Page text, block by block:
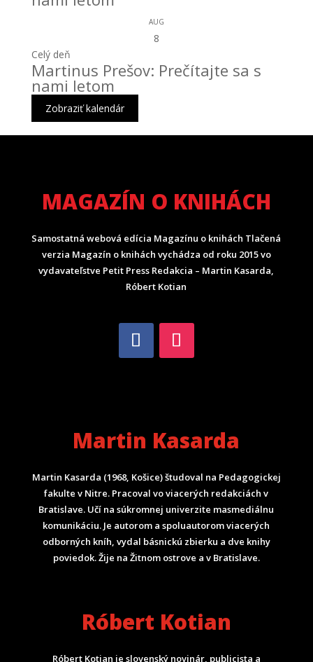
AUG
8
Celý deň
Martinus Prešov: Prečítajte sa s
nami letom
Zobraziť kalendár
MAGAZÍN O KNIHÁCH
Samostatná webová edícia Magazínu o knihách Tlačená
verzia Magazín o knihách vychádza od roku 2015 vo
vydavateľstve Petit Press Redakcia – Martin Kasarda,
Róbert Kotian
Martin Kasarda
Martin Kasarda (1968, Košice) študoval na Pedagogickej
fakulte v Nitre. Pracoval vo viacerých redakciách v
Bratislave. Učí na súkromnej univerzite masmediálnu
komunikáciu. Je autorom a spoluautorom viacerých
odborných kníh, vydal básnickú zbierku a dve knihy
poviedok. Žije na Žitnom ostrove a v Bratislave.
Róbert Kotian
Róbert Kotian je slovenský novinár, publicista a